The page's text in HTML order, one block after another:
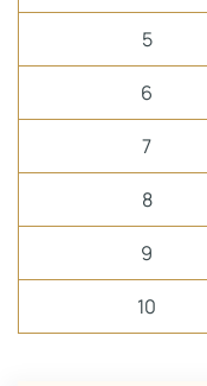
5
6
7
8
9
10